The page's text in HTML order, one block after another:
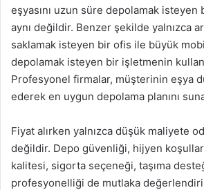
eşyasını uzun süre depolamak isteyen
aynı değildir. Benzer şekilde yalnızca
saklamak isteyen bir ofis ile büyük
depolamak isteyen bir işletmenin
Profesyonel firmalar, müşterinin eşya
ederek en uygun depolama planını
Fiyat alırken yalnızca düşük maliyete
değildir. Depo güvenliği, hijyen
kalitesi, sigorta seçeneği, taşıma
profesyonelliği de mutlaka